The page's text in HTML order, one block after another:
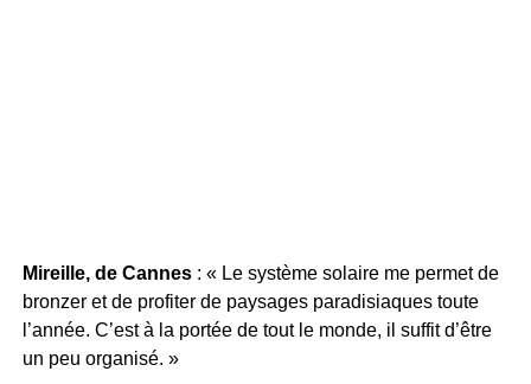
Mireille, de Cannes: « Le système solaire me permet de
bronzer et de profiter de paysages paradisiaques toute
l’année. C’est à la portée de tout le monde, il suffit d’être
un peu organisé. »